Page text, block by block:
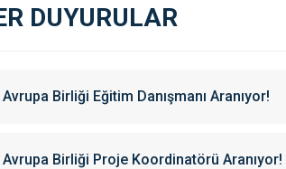
DUYURULAR
Avrupa Birliği Eğitim Danışmanı Aranıyor!
Avrupa Birliği Proje Koordinatörü Aranıyor!